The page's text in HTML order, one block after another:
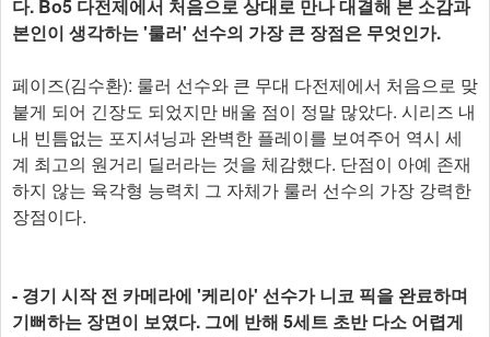
다. Bo5 다전제에서 처음으로 상대로 만나 대결해 본 소감과
본인이 생각하는 '룰러' 선수의 가장 큰 장점은 무엇인가.
페이즈(김수환): 룰러 선수와 큰 무대 다전제에서 처음으로 맞
붙게 되어 긴장도 되었지만 배울 점이 정말 많았다. 시리즈 내
내 빈틈없는 포지셔닝과 완벽한 플레이를 보여주어 역시 세
계 최고의 원거리 딜러라는 것을 체감했다. 단점이 아예 존재
하지 않는 육각형 능력치 그 자체가 룰러 선수의 가장 강력한
장점이다.
- 경기 시작 전 카메라에 '케리아' 선수가 니코 픽을 완료하며
기뻐하는 장면이 보였다. 그에 반해 5세트 초반 다소 어렵게